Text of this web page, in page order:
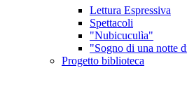
Lettura Espressiva
Spettacoli
"Nubicuculìa"
"Sogno di una notte
Progetto biblioteca